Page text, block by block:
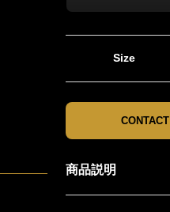
Size
CONTACT
商品説明